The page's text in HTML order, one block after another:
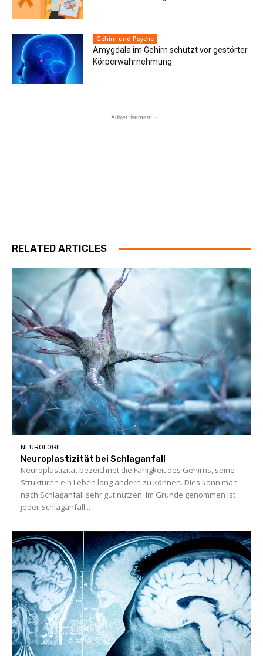
Gehirn und Psyche
Amygdala im Gehirn schützt vor gestörter
Körperwahrnehmung
- Advertisement -
RELATED ARTICLES
NEUROLOGIE
Neuroplastizität bei Schlaganfall
Neuroplastizität bezeichnet die Fähigkeit des Gehirns, seine
Strukturen ein Leben lang ändern zu können. Dies kann man
nach Schlaganfall sehr gut nutzen. Im Grunde genommen ist
jeder Schlaganfall...